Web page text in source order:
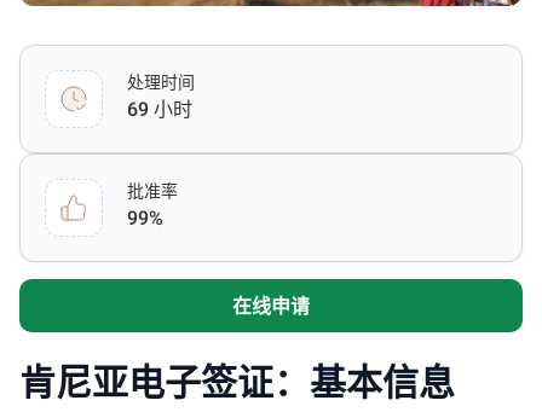
处理时间
69 小时
批准率
99%
在线申请
肯尼亚电子签证：基本信息